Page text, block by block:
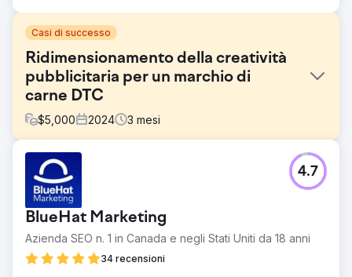
Casi di successo
Ridimensionamento della creatività
pubblicitaria per un marchio di
carne DTC
$5,000 2024 3 mesi
Sfida
Un marchio canadese DTC che offriva abbonamenti a
carne di animali allevati al pascolo stava registrando una
forte crescita del passaparola, ma non disponeva di un
processo strutturato di test creativi. Le performance dei
suoi annunci Meta si erano stabilizzate e non erano sicuri
di quali messaggi o formati stessero generando risultati.
BlueHat Marketing
Azienda SEO n. 1 in Canada e negli Stati Uniti da 18 anni
34 recensioni
4.7